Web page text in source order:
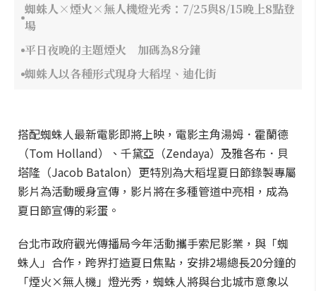
蜘蛛人×煙火×無人機燈光秀：7/25與8/15晚上8點登
場
平日夜晚的主題煙火 加碼為8分鐘
蜘蛛人以各種形式現身大稻埕、迪化街
搭配蜘蛛人最新電影即將上映，電影主角湯姆．霍蘭德
（Tom Holland）、千黛亞（Zendaya）及雅各布．貝
塔隆（Jacob Batalon）更特別為大稻埕夏日節錄製專屬
影片為活動暖身宣傳，影片將在多種管道中亮相，成為
夏日節宣傳的彩蛋。
台北市政府觀光傳播局今年活動攜手索尼影業，與「蜘
蛛人」合作，跨界打造夏日焦點，安排2場總長20分鐘的
「煙火×無人機」燈光秀，蜘蛛人將與台北城市意象以